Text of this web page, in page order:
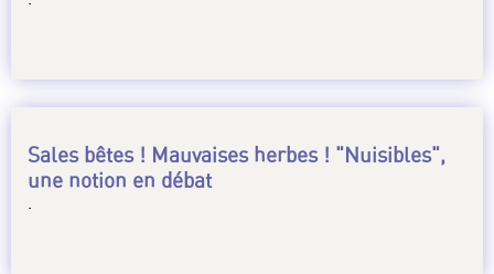
Sales bêtes ! Mauvaises herbes ! "Nuisibles",
une notion en débat